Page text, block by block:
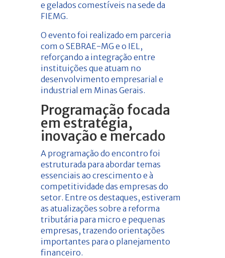
e gelados comestíveis na sede da
FIEMG.
O evento foi realizado em parceria
com o SEBRAE-MG e o IEL,
reforçando a integração entre
instituições que atuam no
desenvolvimento empresarial e
industrial em Minas Gerais.
Programação focada
em estratégia,
inovação e mercado
A programação do encontro foi
estruturada para abordar temas
essenciais ao crescimento e à
competitividade das empresas do
setor. Entre os destaques, estiveram
as atualizações sobre a reforma
tributária para micro e pequenas
empresas, trazendo orientações
importantes para o planejamento
financeiro.